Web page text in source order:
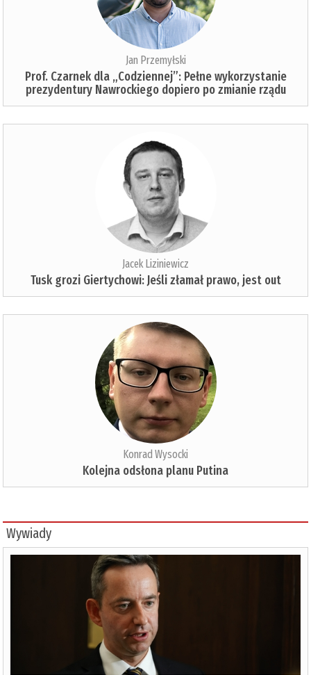
Jan Przemyłski
Prof. Czarnek dla „Codziennej”: Pełne wykorzystanie
prezydentury Nawrockiego dopiero po zmianie rządu
Jacek Liziniewicz
Tusk grozi Giertychowi: Jeśli złamał prawo, jest out
Konrad Wysocki
Kolejna odsłona planu Putina
Wywiady